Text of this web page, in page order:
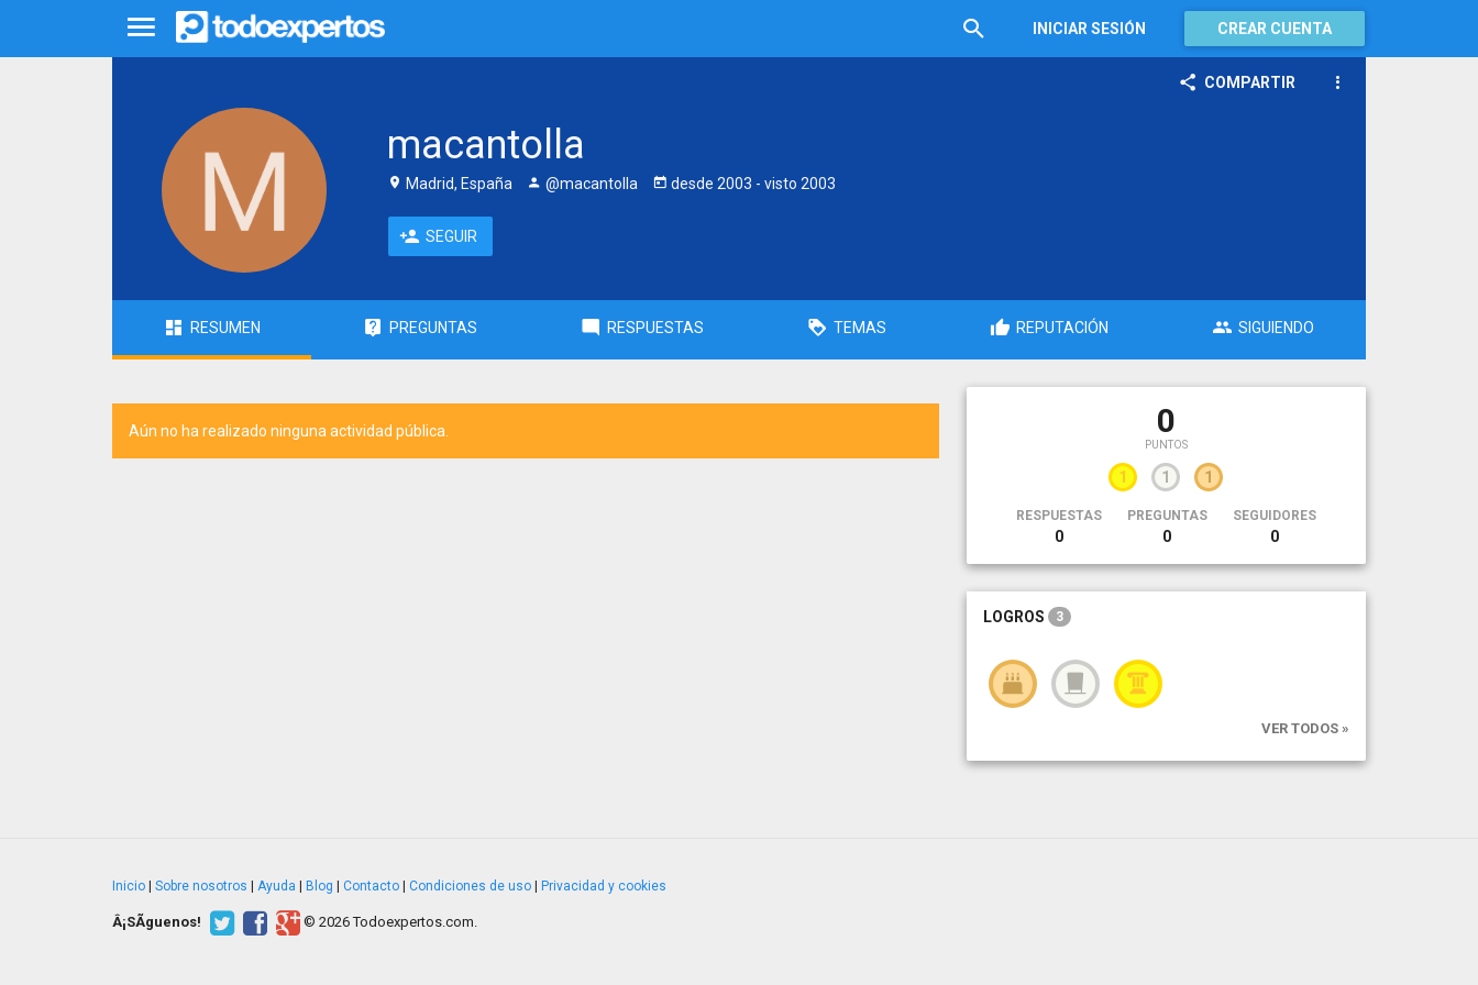
INICIAR SESIÓN CREAR CUENTA
COMPARTIR
macantolla
Madrid, España @macantolla desde 2003 - visto 2003
SEGUIR
RESUMEN PREGUNTAS RESPUESTAS TEMAS REPUTACIÓN SIGUIENDO
Aún no ha realizado ninguna actividad pública. 0
PUNTOS
1 1 1
RESPUESTAS
0
PREGUNTAS
0
SEGUIDORES
0
LOGROS 3
VER TODOS »
Inicio Sobre nosotros Ayuda Blog Contacto Condiciones de uso Privacidad y cookies
Â¡SÃ­guenos! © 2026 Todoexpertos.com.